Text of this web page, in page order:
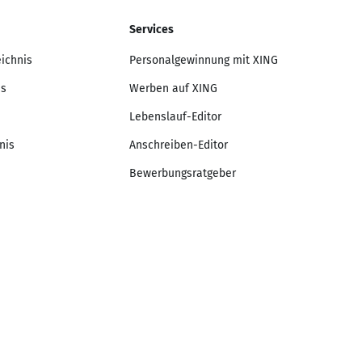
Services
Personalgewinnung mit XING
Werben auf XING
Lebenslauf-Editor
Anschreiben-Editor
Bewerbungsratgeber